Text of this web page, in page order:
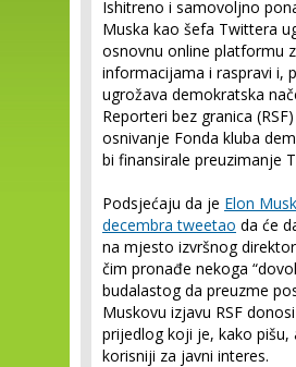
Ishitreno i samovoljno
Muska kao šefa Twittera
osnovnu online platformu
informacijama i raspravi i,
ugrožava demokratska
Reporteri bez granica
osnivanje Fonda kluba
bi finansirale preuzimanje
Podsjećaju da je Elon
decembra tweetao da će
na mjesto izvršnog
čim pronađe nekoga
budalastog da preuzme
Muskovu izjavu RSF
prijedlog koji je, kako pišu,
korisniji za javni interes.